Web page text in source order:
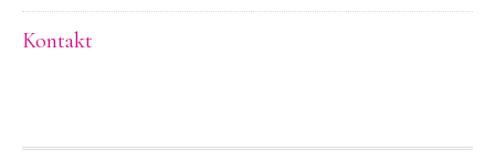
Kontakt